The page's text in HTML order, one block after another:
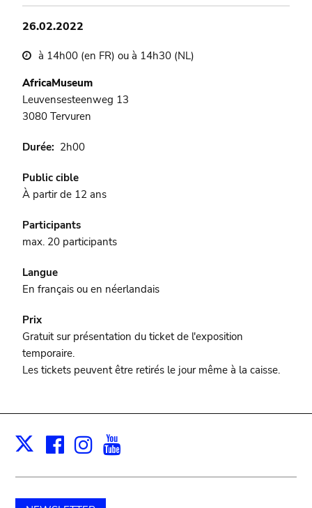
26.02.2022
à 14h00 (en FR) ou à 14h30 (NL)
AfricaMuseum
Leuvensesteenweg 13
3080 Tervuren
Durée 2h00
Public cible
À partir de 12 ans
Participants
max. 20 participants
Langue
En français ou en néerlandais
Prix
Gratuit sur présentation du ticket de l'exposition
temporaire.
Les tickets peuvent être retirés le jour même à la caisse.
X Facebook
Instagram